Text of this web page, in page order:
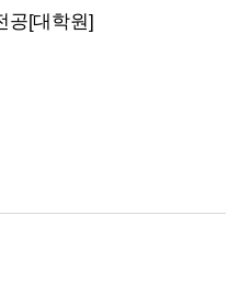
공[대학원]